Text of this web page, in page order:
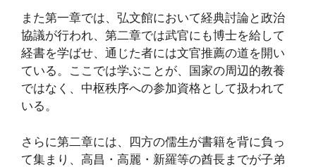
また第一章では、弘文館において経典討論と政治
協議が行われ、第二章では武官にも博士を給して
経書を学ばせ、通じた者には文官推薦の道を開い
ている。ここでは学ぶことが、国家の周辺的教養
ではなく、中枢秩序への参加資格として扱われて
いる。
さらに第二章には、四方の儒生が書籍を背に負っ
て集まり、高昌・高麗・新羅等の酋長までが子弟